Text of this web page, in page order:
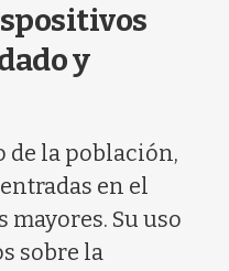
y
la población,
en el
Su uso
sobre la